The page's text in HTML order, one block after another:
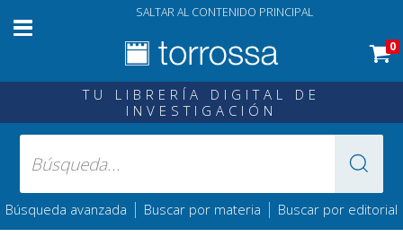
SALTAR AL CONTENIDO PRINCIPAL
0
TU LIBRERÍA DIGITAL DE
INVESTIGACIÓN
Búsqueda avanzada | Buscar por materia | Buscar por editorial